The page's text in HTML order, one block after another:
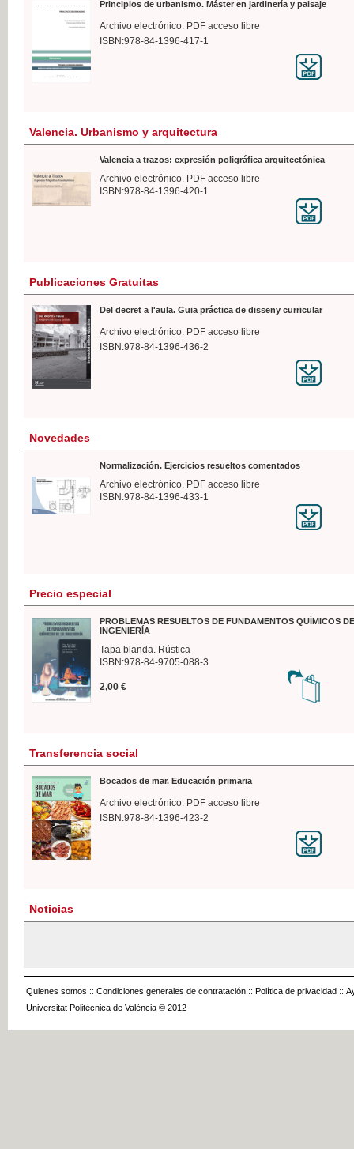
Principios de urbanismo. Máster en jardinería y paisaje
Archivo electrónico. PDF acceso libre
ISBN:978-84-1396-417-1
Valencia. Urbanismo y arquitectura
Valencia a trazos: expresión poligráfica arquitectónica
Archivo electrónico. PDF acceso libre
ISBN:978-84-1396-420-1
Publicaciones Gratuitas
Del decret a l'aula. Guia práctica de disseny curricular
Archivo electrónico. PDF acceso libre
ISBN:978-84-1396-436-2
Novedades
Normalización. Ejercicios resueltos comentados
Archivo electrónico. PDF acceso libre
ISBN:978-84-1396-433-1
Precio especial
PROBLEMAS RESUELTOS DE FUNDAMENTOS QUÍMICOS
INGENIERÍA
Tapa blanda. Rústica
ISBN:978-84-9705-088-3
2,00 €
Transferencia social
Bocados de mar. Educación primaria
Archivo electrónico. PDF acceso libre
ISBN:978-84-1396-423-2
Noticias
Quienes somos :: Condiciones generales de contratación :: Política de privacidad ::
Universitat Politècnica de València © 2012